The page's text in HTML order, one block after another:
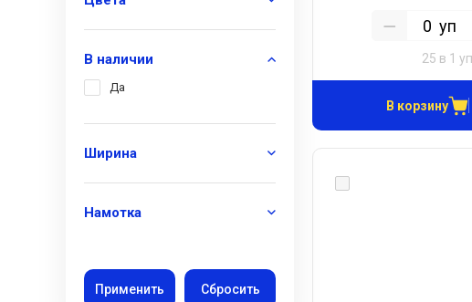
В наличии
Да
Ширина
Намотка
уп
25 в 1 уп
В корзину